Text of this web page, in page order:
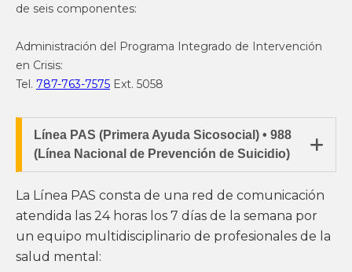
de seis componentes:
Administración del Programa Integrado de Intervención
en Crisis:
Tel. 787-763-7575 Ext. 5058
Línea PAS (Primera Ayuda Sicosocial) • 988
(Línea Nacional de Prevención de Suicidio)

La Línea PAS consta de una red de comunicación
atendida las 24 horas los 7 días de la semana por
un equipo multidisciplinario de profesionales de la
salud mental: